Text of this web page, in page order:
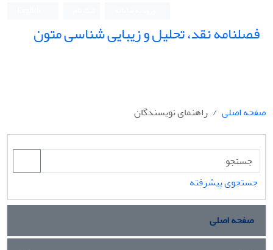
فصلنامه نقد، تحلیل و زیبایی شناسی متون
صفحه اصلی راهنمای نویسندگان
جستجوی پیشرفته
صفحه اصلی